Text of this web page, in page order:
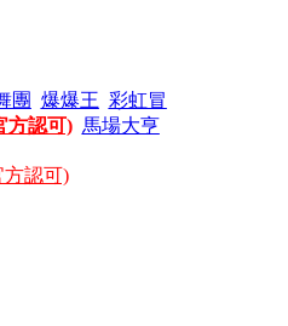
團 爆爆王 彩虹冒
方認可) 馬場大亨
方認可)